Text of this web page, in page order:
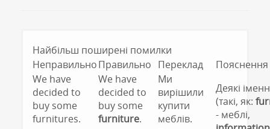
Найбільш поширені помилки
НеправильноПравильно Переклад
Пояснення
We have
decided to
buy some
furnitures.
We have
decided to
buy some
furniture.
Ми
вирішили
купити
меблів.
Деякі
(такі, як:
- меблі,